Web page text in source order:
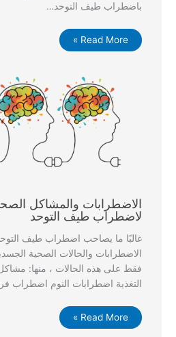
باضطراب طيف التوحد…
Read More »
الاضطرابات والمشاكل
لاضطراب طيف التوحد
غالبًا ما يصاحب اضطراب طيف
الاضطرابات والحالات الصحية
فقط على هذه الحالات ، منها:
التغذية اضطرابات النوم اضطراب
Read More »